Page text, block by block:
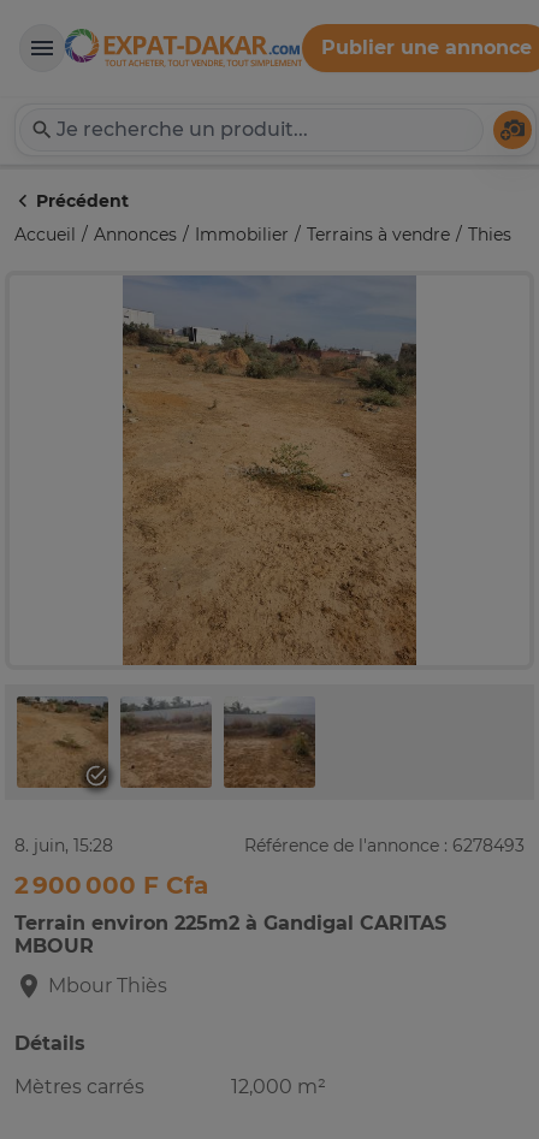
Expat-Dakar
Publier une annonce
Précédent
Accueil
Annonces Immobilier Terrains à vendre Thies
8. juin, 15:28 Référence de l'annonce : 6278493
2 900 000 F Cfa
Terrain environ 225m2 à Gandigal CARITAS
MBOUR
Mbour Thiès
Détails
Mètres carrés
12,000 m²